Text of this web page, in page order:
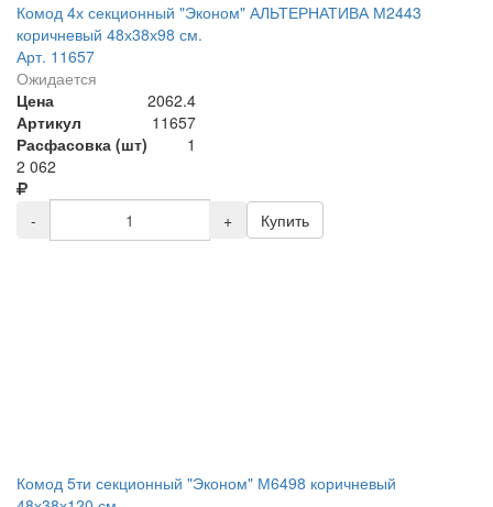
Комод 4х секционный "Эконом" АЛЬТЕРНАТИВА М2443
коричневый 48х38х98 см.
Арт. 11657
Ожидается
Цена
2062.4
Артикул
11657
Расфасовка (шт)
1
2 062
- + Купить
Комод 5ти секционный "Эконом" М6498 коричневый